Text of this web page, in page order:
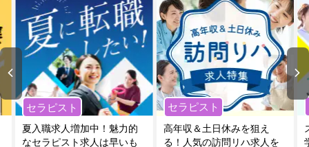
セラピスト
夏入職求人増加中！魅力的
なセラピスト求人は早いも
セラピスト
高年収＆土日休みを狙え
る！人気の訪問リハ求人を